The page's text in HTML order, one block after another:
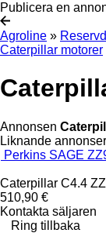
Publicera en
Agroline »
Caterpillar motorer
Annonsen
Liknande annonser
Perkins SAGE
Caterpillar C4.4
510,90 €
Kontakta säljaren
Ring tillbaka